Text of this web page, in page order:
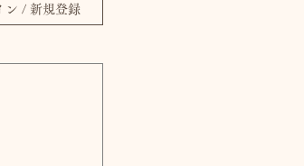
ン / 新規登録